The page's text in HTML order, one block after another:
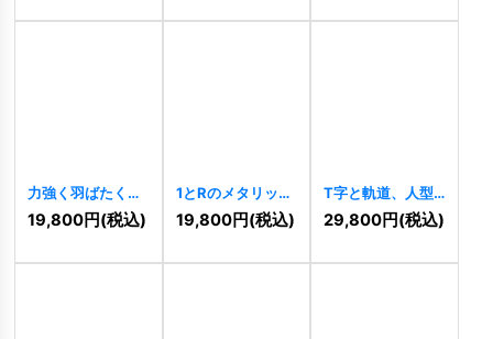
力強く羽ばたく八
咫烏のロゴ
10255 ]
19,800円(税込)
1とRのメタリック
スピードロゴ
10253 ]
19,800円(税込)
T字と軌道、人型
のダイナミックロ
ゴ [10249 ]
29,800円(税込)